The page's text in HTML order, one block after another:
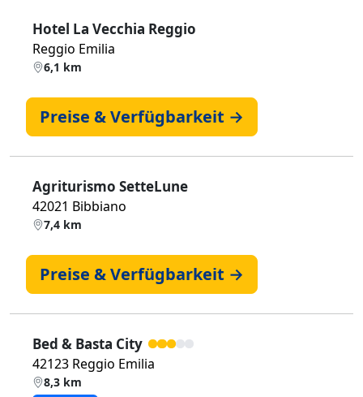
Hotel La Vecchia Reggio
Reggio Emilia
6,1 km
Preise & Verfügbarkeit →
Agriturismo SetteLune
42021 Bibbiano
7,4 km
Preise & Verfügbarkeit →
Bed & Basta City
42123 Reggio Emilia
8,3 km